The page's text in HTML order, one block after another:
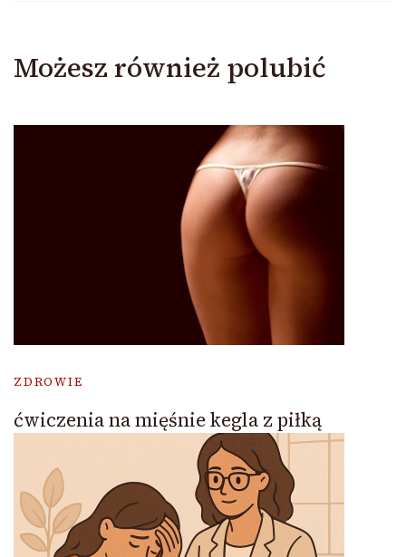
Możesz również polubić
ZDROWIE
ćwiczenia na mięśnie kegla z piłką